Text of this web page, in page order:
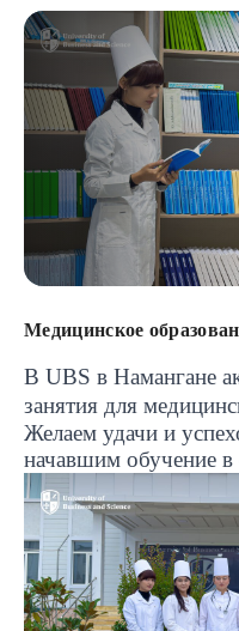
Медицинское
В UBS в Намангане
занятия для
Желаем удачи и
начавшим обучение